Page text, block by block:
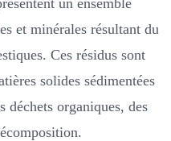
et minérales résultant du
Ces résidus sont
solides sédimentées
déchets organiques, des